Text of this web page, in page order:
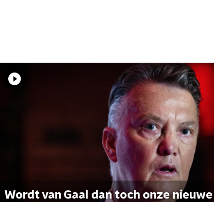
Wordt van Gaal dan toch onze nieuwe